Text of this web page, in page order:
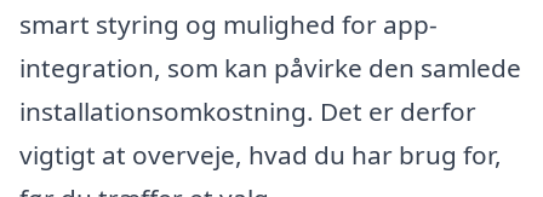
smart styring og mulighed for app-
integration, som kan påvirke den samlede
installationsomkostning. Det er derfor
vigtigt at overveje, hvad du har brug for,